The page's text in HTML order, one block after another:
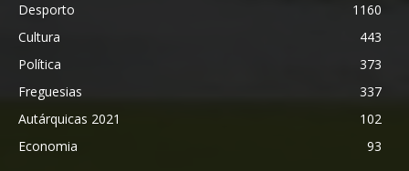
Desporto
1160
Cultura
443
Política
373
Freguesias
337
Autárquicas 2021
102
Economia
93